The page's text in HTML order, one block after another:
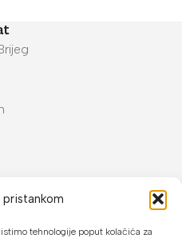
tehnologije poput kolačića za